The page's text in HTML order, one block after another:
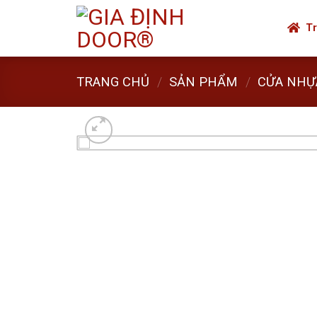
TRANG CHỦ / SẢN PHẨM / CỬA